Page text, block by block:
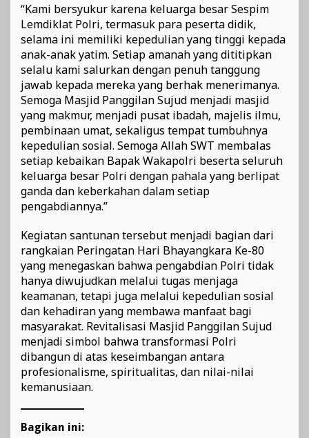
“Kami bersyukur karena keluarga besar Sespim
Lemdiklat Polri, termasuk para peserta didik,
selama ini memiliki kepedulian yang tinggi kepada
anak-anak yatim. Setiap amanah yang dititipkan
selalu kami salurkan dengan penuh tanggung
jawab kepada mereka yang berhak menerimanya.
Semoga Masjid Panggilan Sujud menjadi masjid
yang makmur, menjadi pusat ibadah, majelis ilmu,
pembinaan umat, sekaligus tempat tumbuhnya
kepedulian sosial. Semoga Allah SWT membalas
setiap kebaikan Bapak Wakapolri beserta seluruh
keluarga besar Polri dengan pahala yang berlipat
ganda dan keberkahan dalam setiap
pengabdiannya.”
Kegiatan santunan tersebut menjadi bagian dari
rangkaian Peringatan Hari Bhayangkara Ke-80
yang menegaskan bahwa pengabdian Polri tidak
hanya diwujudkan melalui tugas menjaga
keamanan, tetapi juga melalui kepedulian sosial
dan kehadiran yang membawa manfaat bagi
masyarakat. Revitalisasi Masjid Panggilan Sujud
menjadi simbol bahwa transformasi Polri
dibangun di atas keseimbangan antara
profesionalisme, spiritualitas, dan nilai-nilai
kemanusiaan.
Bagikan ini: